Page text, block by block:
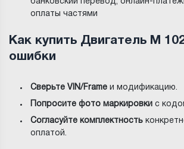
оплаты частями
Как купить Двигатель M
ошибки
Сверьте VIN/Frame и модификацию.
Попросите фото маркировки с
Согласуйте комплектность
оплатой.